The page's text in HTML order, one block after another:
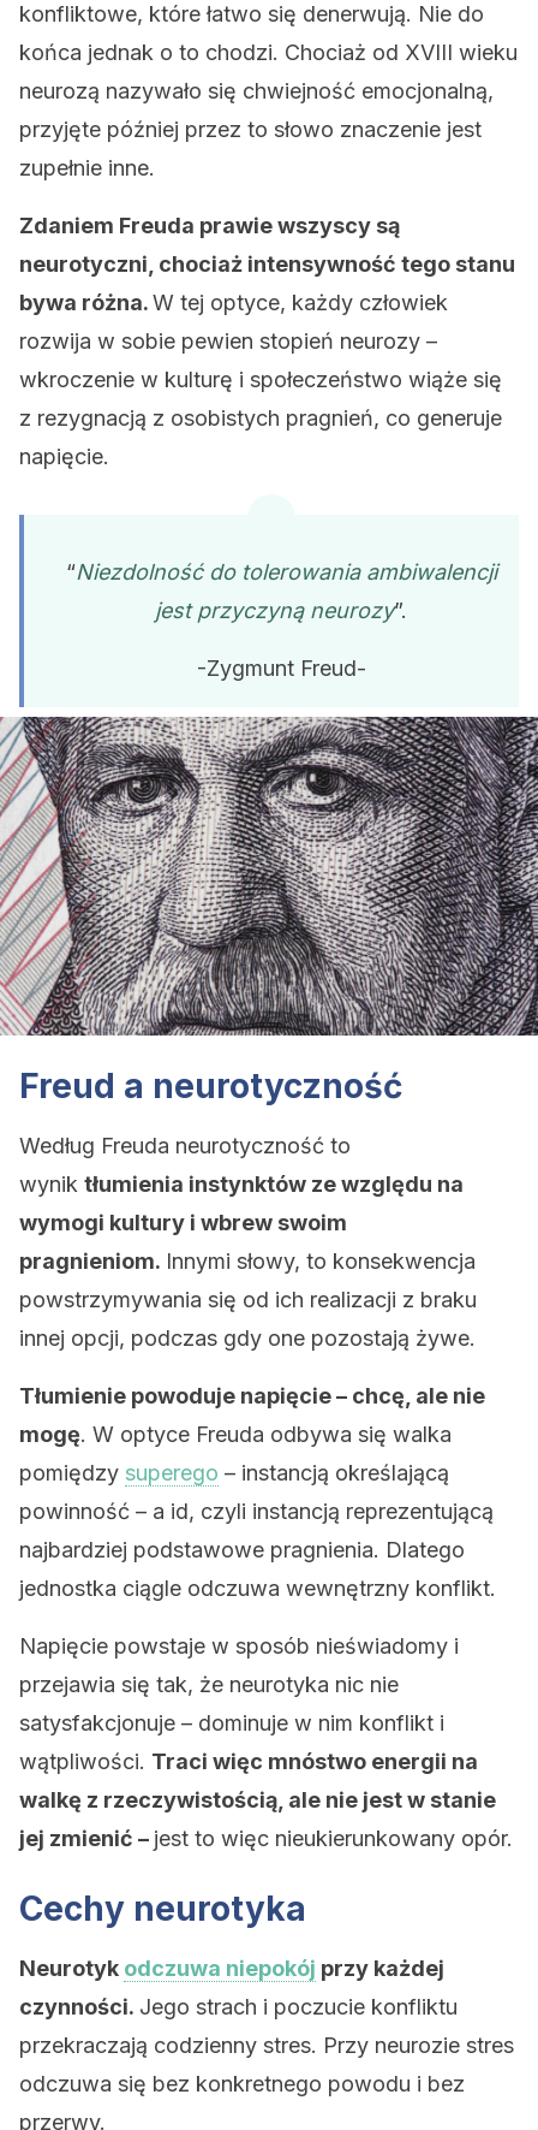
konfliktowe, które łatwo się denerwują. Nie do
końca jednak o to chodzi. Chociaż od XVIII wieku
neurozą nazywało się chwiejność emocjonalną,
przyjęte później przez to słowo znaczenie jest
zupełnie inne.
Zdaniem Freuda prawie wszyscy są
neurotyczni, chociaż intensywność tego stanu
bywa różna.W tej optyce, każdy człowiek
rozwija w sobie pewien stopień neurozy –
wkroczenie w kulturę i społeczeństwo wiąże się
z rezygnacją z osobistych pragnień, co generuje
napięcie.
“Niezdolność do tolerowania ambiwalencji
jest przyczyną neurozy”.
-Zygmunt Freud-
Freud a neurotyczność
Według Freuda neurotyczność to
wynik tłumienia instynktów ze względu na
wymogi kultury i wbrew swoim
pragnieniom. Innymi słowy, to konsekwencja
powstrzymywania się od ich realizacji z braku
innej opcji, podczas gdy one pozostają żywe.
Tłumienie powoduje napięcie – chcę, ale nie
mogę. W optyce Freuda odbywa się walka
pomiędzy superego – instancją określającą
powinność – a id, czyli instancją reprezentującą
najbardziej podstawowe pragnienia. Dlatego
jednostka ciągle odczuwa wewnętrzny konflikt.
Napięcie powstaje w sposób nieświadomy i
przejawia się tak, że neurotyka nic nie
satysfakcjonuje – dominuje w nim konflikt i
wątpliwości. Traci więc mnóstwo energii na
walkę z rzeczywistością, ale nie jest w stanie
jej zmienić – jest to więc nieukierunkowany opór.
Cechy neurotyka
Neurotyk odczuwa niepokój przy każdej
czynności. Jego strach i poczucie konfliktu
przekraczają codzienny stres. Przy neurozie stres
odczuwa się bez konkretnego powodu i bez
przerwy.